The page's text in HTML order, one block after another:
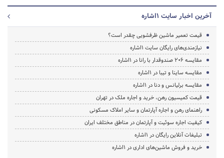
آخرین اخبار سایت 1اشاره
قیمت تعمیر ماشین ظرفشویی چقدر است؟
نیازمندی‌های رایگان سایت 1اشاره
مقایسه 206 صندوقدار با رانا در 1اشاره
مقایسه ساینا و تیبا در 1اشاره
مقایسه برلیانس و دنا در 1اشاره
قیمت کمیسیون رهن، خرید و اجاره ملک در تهران
راهنمای رهن و اجاره آپارتمان و سایر املاک مسکونی
کیفیت اجاره سوئیت و آپارتمان در مناطق مختلف ایران
تبلیغات آنلاین رایگان در 1اشاره
خرید و فروش ماشین‌های اداری در 1اشاره